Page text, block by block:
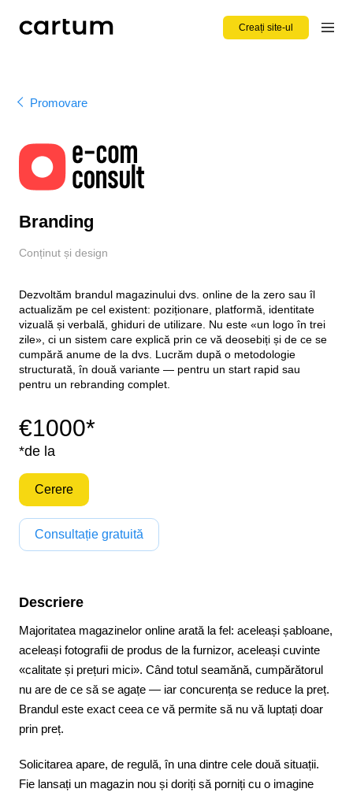
Creați site-ul
Promovare
Branding
Conținut și design
Dezvoltăm brandul magazinului dvs. online de la zero sau îl
actualizăm pe cel existent: poziționare, platformă, identitate
vizuală și verbală, ghiduri de utilizare. Nu este «un logo în trei
zile», ci un sistem care explică prin ce vă deosebiți și de ce se
cumpără anume de la dvs. Lucrăm după o metodologie
structurată, în două variante — pentru un start rapid sau
pentru un rebranding complet.
€1000*
*de la
Cerere
Consultație gratuită
Descriere
Majoritatea magazinelor online arată la fel: aceleași șabloane,
aceleași fotografii de produs de la furnizor, aceleași cuvinte
«calitate și prețuri mici». Când totul seamănă, cumpărătorul
nu are de ce să se agațe — iar concurența se reduce la preț.
Brandul este exact ceea ce vă permite să nu vă luptați doar
prin preț.
Solicitarea apare, de regulă, în una dintre cele două situații.
Fie lansați un magazin nou și doriți să porniți cu o imagine